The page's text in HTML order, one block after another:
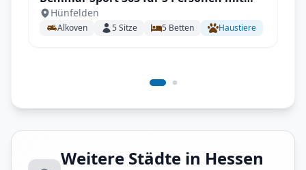
Hünfelden
Alkoven 5Sitze 5 Betten Haustiere
Weitere Städte in Hessen